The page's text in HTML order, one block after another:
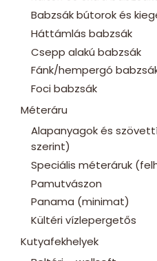
Babzsák bútorok és
Háttámlás babzsák
Csepp alakú babzsák
Fánk/hempergó
Foci babzsák
Méteráru
Alapanyagok és
szerint)
Speciális méteráruk
Pamutvászon
Panama (minimat)
Kültéri vízlepergetős
Kutyafekhelyek